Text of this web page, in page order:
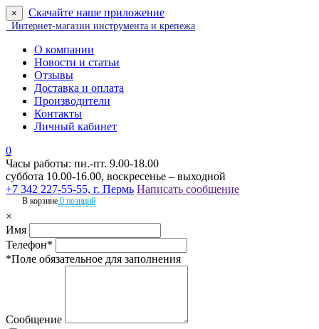
× Скачайте наше приложение
Интернет-магазин инструмента и крепежа
О компании
Новости и статьи
Отзывы
Доставка и оплата
Производители
Контакты
Личный кабинет
0
Часы работы: пн.-пт. 9.00-18.00
суббота 10.00-16.00, воскресенье – выходной
+7 342 227-55-55, г. Пермь Написать сообщение
В корзине 0 позиций
×
Имя
Телефон*
*Поле обязательное для заполнения
Сообщение